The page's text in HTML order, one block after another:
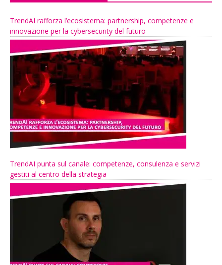
TrendAI rafforza l’ecosistema: partnership, competenze e
innovazione per la cybersecurity del futuro
TrendAI punta sul canale: competenze, consulenza e servizi
gestiti al centro della strategia